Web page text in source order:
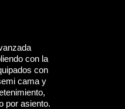
con la
con
cama y
por asiento.